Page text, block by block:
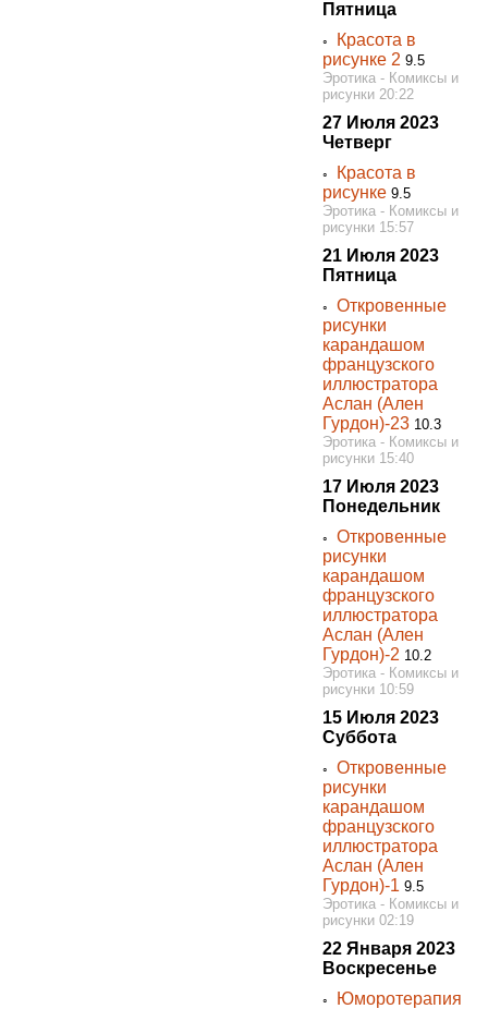
Пятница
◦
Красота в
рисунке 2 9.5
Эротика - Комиксы и
рисунки 20:22
27 Июля 2023
Четверг
◦
Красота в
рисунке9.5
Эротика - Комиксы и
рисунки 15:57
21 Июля 2023
Пятница
◦Откровенные
рисунки
карандашом
французского
иллюстратора
Аслан (Ален
Гурдон)-23 10.3
Эротика - Комиксы и
рисунки 15:40
17 Июля 2023
Понедельник
◦Откровенные
рисунки
карандашом
французского
иллюстратора
Аслан (Ален
Гурдон)-2 10.2
Эротика - Комиксы и
рисунки 10:59
15 Июля 2023
Суббота
◦Откровенные
рисунки
карандашом
французского
иллюстратора
Аслан (Ален
Гурдон)-1 9.5
Эротика - Комиксы и
рисунки 02:19
22 Января 2023
Воскресенье
◦
Юморотерапия